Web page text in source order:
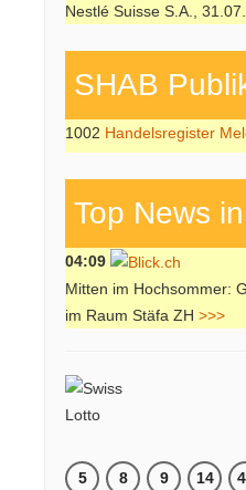
Nestlé Suisse S.A.,
SHAB
1002 Handelsregister
Top News
04:09
Mitten im Hochsommer:
im Raum Stäfa ZH >>>
5 8 9 14